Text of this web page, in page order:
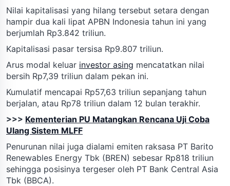
Nilai kapitalisasi yang hilang tersebut setara dengan
hampir dua kali lipat APBN Indonesia tahun ini yang
berjumlah Rp3.842 triliun.
Kapitalisasi pasar tersisa Rp9.807 triliun.
Arus modal keluar investor asing mencatatkan nilai
bersih Rp7,39 triliun dalam pekan ini.
Kumulatif mencapai Rp57,63 triliun sepanjang tahun
berjalan, atau Rp78 triliun dalam 12 bulan terakhir.
>>> Kementerian PU Matangkan Rencana Uji Coba
Ulang Sistem MLFF
Penurunan nilai juga dialami emiten raksasa PT Barito
Renewables Energy Tbk (BREN) sebesar Rp818 triliun
sehingga posisinya tergeser oleh PT Bank Central Asia
Tbk (BBCA).